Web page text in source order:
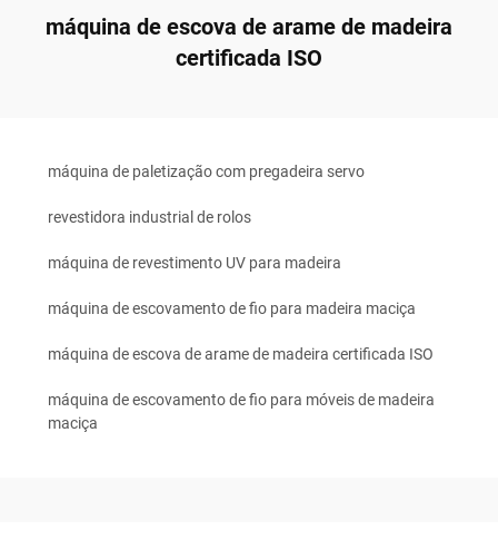
máquina de escova de arame de madeira
certificada ISO
máquina de paletização com pregadeira servo
revestidora industrial de rolos
máquina de revestimento UV para madeira
máquina de escovamento de fio para madeira maciça
máquina de escova de arame de madeira certificada ISO
máquina de escovamento de fio para móveis de madeira
maciça